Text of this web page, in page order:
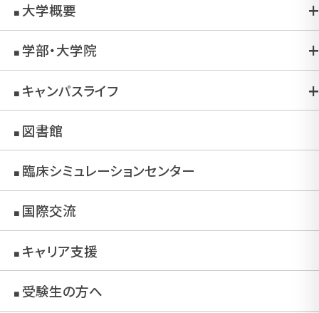
■大学概要
■学部・大学院
■キャンパスライフ
■図書館
■臨床シミュレーションセンター
■国際交流
■キャリア支援
■受験生の方へ